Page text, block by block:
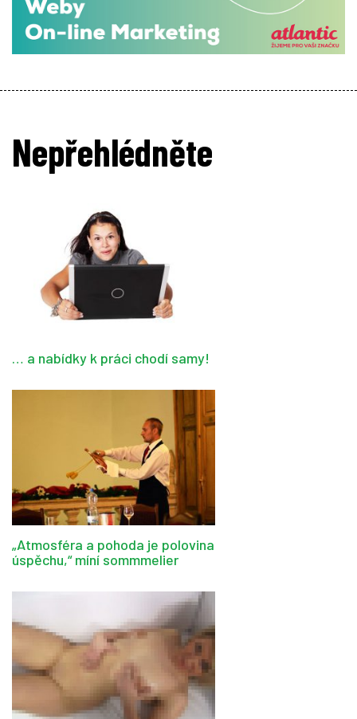
Nepřehlédněte
… a nabídky k práci chodí samy!
„Atmosféra a pohoda je polovina
úspěchu,“ míní sommmelier